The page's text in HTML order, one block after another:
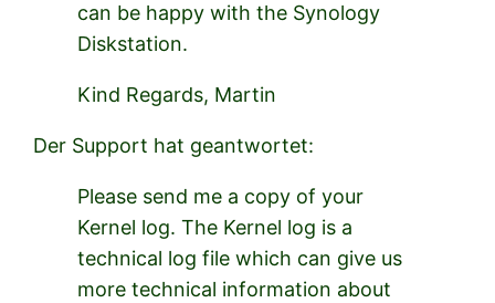
can be happy with the Synology
Diskstation.
Kind Regards, Martin
Der Support hat geantwortet:
Please send me a copy of your
Kernel log. The Kernel log is a
technical log file which can give us
more technical information about